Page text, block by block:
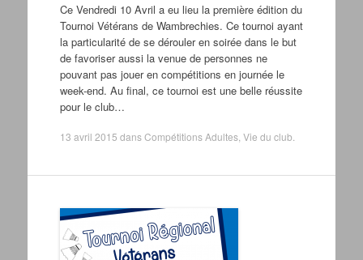
Ce Vendredi 10 Avril a eu lieu la première édition du
Tournoi Vétérans de Wambrechies. Ce tournoi ayant
la particularité de se dérouler en soirée dans le but
de favoriser aussi la venue de personnes ne
pouvant pas jouer en compétitions en journée le
week-end. Au final, ce tournoi est une belle réussite
pour le club…
13 avril 2015 dansCompétitions Adultes, Vie du club